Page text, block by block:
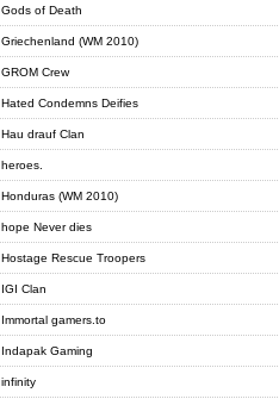
Gods of Death
Griechenland (WM 2010)
GROM Crew
Hated Condemns Deifies
Hau drauf Clan
heroes.
Honduras (WM 2010)
hope Never dies
Hostage Rescue Troopers
IGI Clan
Immortal gamers.to
Indapak Gaming
infinity